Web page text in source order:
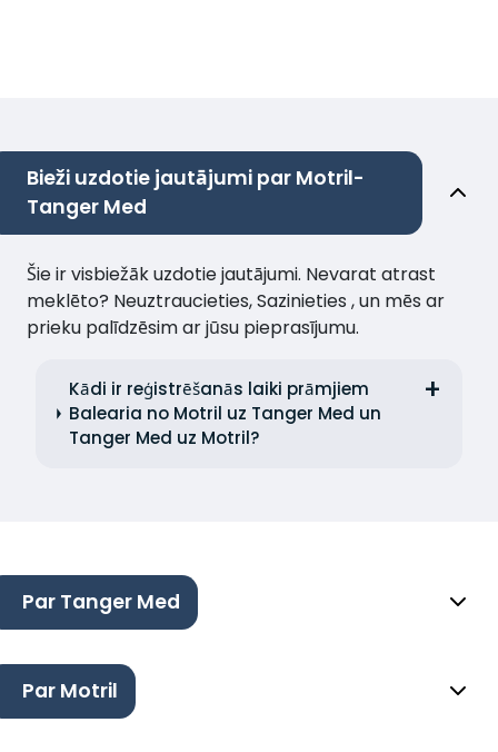
Bieži uzdotie jautājumi par Motril-
Tanger Med
Šie ir visbiežāk uzdotie jautājumi. Nevarat atrast
meklēto? Neuztraucieties, Sazinieties , un mēs ar
prieku palīdzēsim ar jūsu pieprasījumu.
Kādi ir reģistrēšanās laiki prāmjiem
Balearia no Motril uz Tanger Med un
Tanger Med uz Motril?
Par Tanger Med
Par Motril